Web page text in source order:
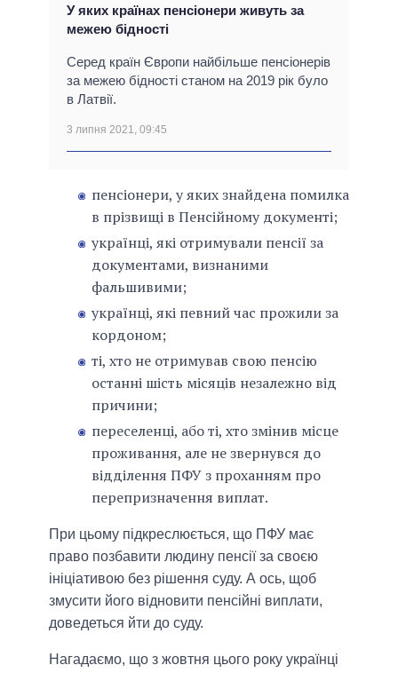
У яких країнах пенсіонери живуть за
межею бідності
Серед країн Європи найбільше пенсіонерів
за межею бідності станом на 2019 рік було
в Латвії.
3 липня 2021, 09:45
пенсіонери, у яких знайдена помилка
в прізвищі в Пенсійному документі;
українці, які отримували пенсії за
документами, визнаними
фальшивими;
українці, які певний час прожили за
кордоном;
ті, хто не отримував свою пенсію
останні шість місяців незалежно від
причини;
переселенці, або ті, хто змінив місце
проживання, але не звернувся до
відділення ПФУ з проханням про
перепризначення виплат.
При цьому підкреслюється, що ПФУ має
право позбавити людину пенсії за своєю
ініціативою без рішення суду. А ось, щоб
змусити його відновити пенсійні виплати,
доведеться йти до суду.
Нагадаємо, що з жовтня цього року українці